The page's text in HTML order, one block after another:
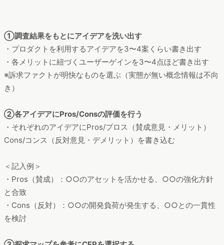
・プロダクトを利用するアイデアを3〜4案くらい書き出す
・各メリットに紐づくユーザーゲインを3〜4点ほど書き出す
※訴求ファクトが明快なものを選ぶ（実態が無い概念情報は不向
・それぞれのアイデアにPros/プロス（賛成意見・メリット）